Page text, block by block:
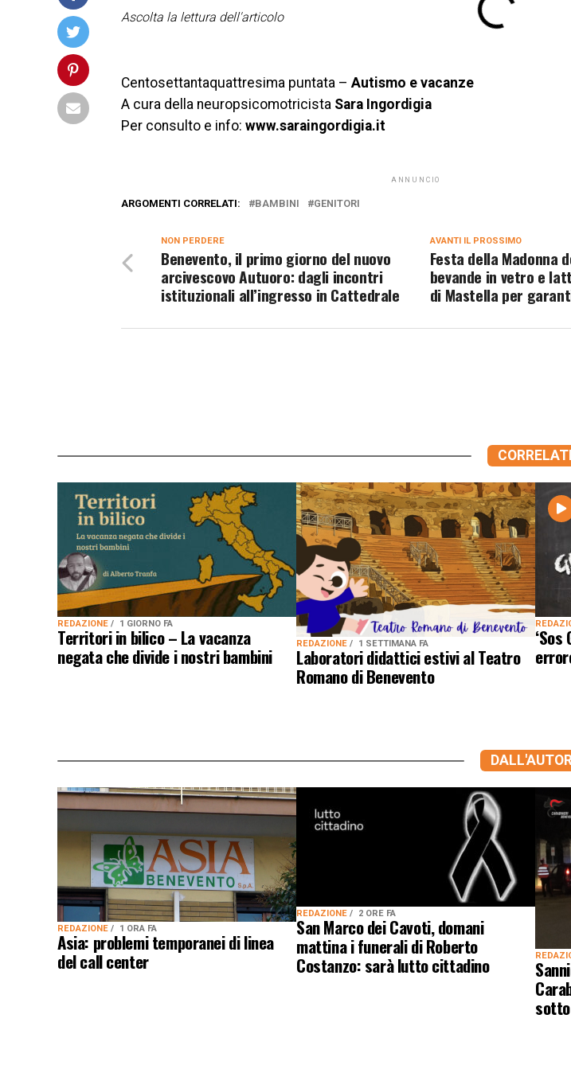
Ascolta la lettura dell'articolo
Centosettantaquattresima puntata – Autismo e vacanze
A cura della neuropsicomotricista Sara Ingordigia
Per consulto e info: www.saraingordigia.it
ANNUNCIO
ARGOMENTI CORRELATI: BAMBINI GENITORI
AVANTI IL ​​PROSSIMO
Festa della Madonna
bevande in vetro e
di Mastella per
NON PERDERE
Benevento, il primo giorno del nuovo
arcivescovo Autuoro: dagli incontri
istituzionali all’ingresso in Cattedrale
CORRELATI
REDAZIONE 1 GIORNO FA
Territori in bilico – La vacanza
negata che divide i nostri bambini
REDAZIONE 1 SETTIMANA FA
Laboratori didattici estivi al Teatro
Romano di Benevento
REDAZIONE 1 ORA FA
Asia: problemi temporanei di linea
del call center
REDAZIONE 2 ORE FA
San Marco dei Cavoti, domani
mattina i funerali di Roberto
Costanzo: sarà lutto cittadino